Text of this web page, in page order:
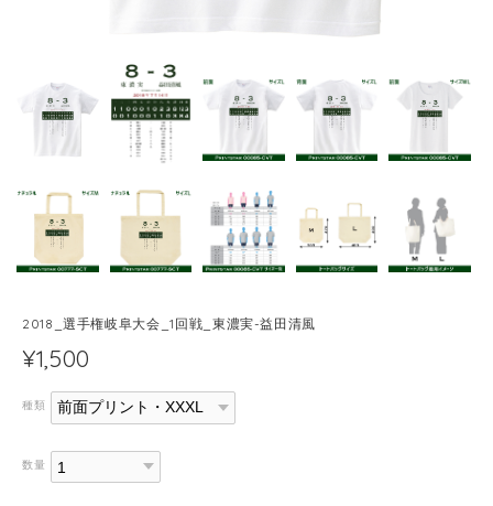
2018_選手権岐阜大会_1回戦_東濃実-益田清風
¥1,500
種類
数量